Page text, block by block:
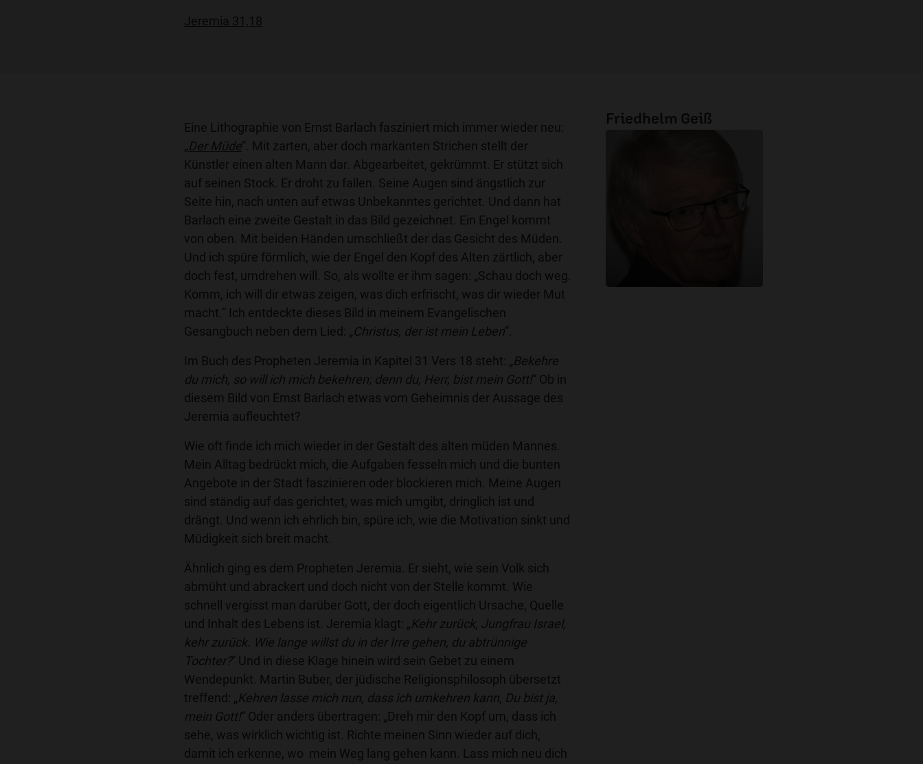
Jeremia 31,18
Eine Lithographie von Ernst Barlach fasziniert mich immer wieder neu:
„Der Müde“. Mit zarten, aber doch markanten Strichen stellt der
Künstler einen alten Mann dar. Abgearbeitet, gekrümmt. Er stützt sich
auf seinen Stock. Er droht zu fallen. Seine Augen sind ängstlich zur
Seite hin, nach unten auf etwas Unbekanntes gerichtet. Und dann hat
Barlach eine zweite Gestalt in das Bild gezeichnet. Ein Engel kommt
von oben. Mit beiden Händen umschließt der das Gesicht des Müden.
Und ich spüre förmlich, wie der Engel den Kopf des Alten zärtlich, aber
doch fest, umdrehen will. So, als wollte er ihm sagen: „Schau doch weg.
Komm, ich will dir etwas zeigen, was dich erfrischt, was dir wieder Mut
macht.“ Ich entdeckte dieses Bild in meinem Evangelischen
Gesangbuch neben dem Lied: „Christus, der ist mein Leben“.
Im Buch des Propheten Jeremia in Kapitel 31 Vers 18 steht: „Bekehre
du mich, so will ich mich bekehren; denn du, Herr, bist mein Gott!“ Ob in
diesem Bild von Ernst Barlach etwas vom Geheimnis der Aussage des
Jeremia aufleuchtet?
Wie oft finde ich mich wieder in der Gestalt des alten müden Mannes.
Mein Alltag bedrückt mich, die Aufgaben fesseln mich und die bunten
Angebote in der Stadt faszinieren oder blockieren mich. Meine Augen
sind ständig auf das gerichtet, was mich umgibt, dringlich ist und
drängt. Und wenn ich ehrlich bin, spüre ich, wie die Motivation sinkt und
Müdigkeit sich breit macht.
Ähnlich ging es dem Propheten Jeremia. Er sieht, wie sein Volk sich
abmüht und abrackert und doch nicht von der Stelle kommt. Wie
schnell vergisst man darüber Gott, der doch eigentlich Ursache, Quelle
und Inhalt des Lebens ist. Jeremia klagt: „Kehr zurück, Jungfrau Israel,
kehr zurück. Wie lange willst du in der Irre gehen, du abtrünnige
Tochter?“ Und in diese Klage hinein wird sein Gebet zu einem
Wendepunkt. Martin Buber, der jüdische Religionsphilosoph übersetzt
treffend: „Kehren lasse mich nun, dass ich umkehren kann, Du bist ja,
mein Gott!“ Oder anders übertragen: „Dreh mir den Kopf um, dass ich
sehe, was wirklich wichtig ist. Richte meinen Sinn wieder auf dich,
damit ich erkenne, wo mein Weg lang gehen kann. Lass mich neu dich
Friedhelm Geiß